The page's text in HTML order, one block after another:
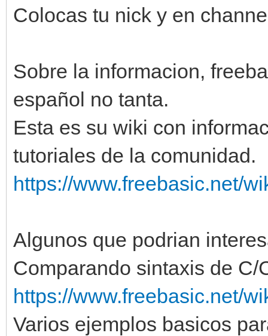
Colocas tu nick y en
Sobre la informacion,
español no tanta.
Esta es su wiki con
tutoriales de la comunidad.
https://www.freebasic.net/
Algunos que podrian
Comparando sintaxis de C/
https://www.freebasic.net/
Varios ejemplos basicos